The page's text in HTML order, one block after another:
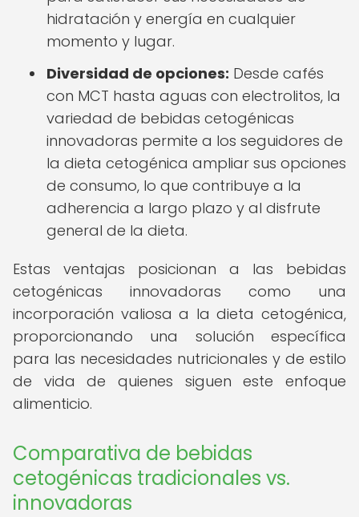
hidratación y energía en cualquier
momento y lugar.
Diversidad de opciones: Desde cafés
con MCT hasta aguas con electrolitos, la
variedad de bebidas cetogénicas
innovadoras permite a los seguidores de
la dieta cetogénica ampliar sus opciones
de consumo, lo que contribuye a la
adherencia a largo plazo y al disfrute
general de la dieta.
Estas ventajas posicionan a las bebidas
cetogénicas innovadoras como una
incorporación valiosa a la dieta cetogénica,
proporcionando una solución específica
para las necesidades nutricionales y de estilo
de vida de quienes siguen este enfoque
alimenticio.
Comparativa de bebidas
cetogénicas tradicionales vs.
innovadoras